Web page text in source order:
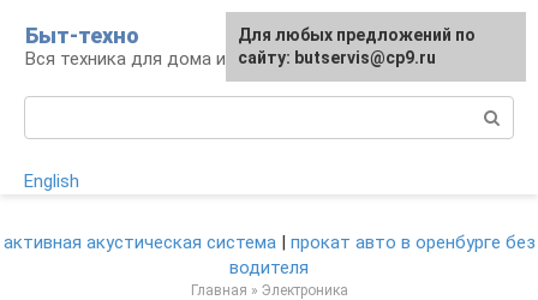
контенту
Быт-техно
Вся техника для дома и сада
English
активная акустическая система| прокат авто в оренбурге без
водителя
Главная » Электроника
Для любых предложений по
сайту: butservis@cp9.ru